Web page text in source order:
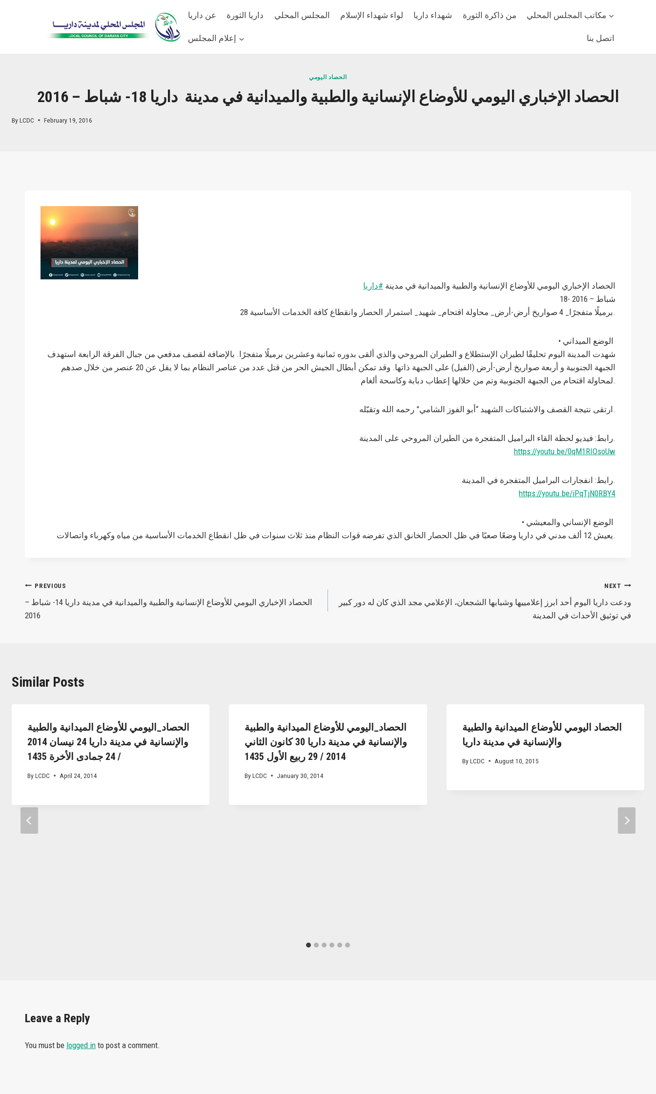
عن داريا داريا الثورة المجلس المحلي لواء شهداء الإسلام شهداء داريا من ذاكرة الثورة مكاتب المجلس المحلي
إعلام المجلس اتصل بنا
الحصاد اليومي
الحصاد الإخباري اليومي للأوضاع الإنسانية والطبية والميدانية في مدينة ‫ ‏داريا‬ 18- شباط – 2016
ByLCDC February 19, 2016
الحصاد الإخباري اليومي للأوضاع الإنسانية والطبية والميدانية في مدينة ‫#‏
18- شباط – 2016
28 برميلًا متفجرًا_ 4 صواريخ أرض-أرض_ محاولة اقتحام_ شهيد_ استمرار الحصار وانقطاع كافة الخدمات الأساسية.
شهدت المدينة اليوم تحليقًا لطيران الإستطلاع و الطيران المروحي والذي ألقى بدوره ثمانية وعشرين برميلًا متفجرًا. بالإضافة لقصف مدفعي من جبال الفرقة الرابعة استهدف
الجبهة الجنوبية و أربعة صواريخ أرض-أرض (الفيل) على الجبهة ذاتها. وقد تمكن أبطال الجيش الحر من قتل عدد من عناصر النظام بما لا يقل عن 20 عنصر من خلال صدهم
لمحاولة اقتحام من الجبهة الجنوبية وتم من خلالها إعطاب دبابة وكاسحة ألغام.
ارتقى نتيجة القصف والاشتباكات الشهيد “أبو الفوز الشامي” رحمه الله وتقبّله.
رابط: فيديو لحظة القاء البراميل المتفجرة من الطيران المروحي على المدينة.
https://youtu.be/0qM1RIOsoUw
رابط: انفجارات البراميل المتفجرة في المدينة.
https://youtu.be/iPqTjN0RBY4
يعيش 12 ألف مدني في داريا وضعًا صعبًا في ظل الحصار الخانق الذي تفرضه قوات النظام منذ ثلاث سنوات في ظل انقطاع الخدمات الأساسية من مياه وكهرباء واتصالات.
Post
navigation
PREVIOUS
الحصاد الإخباري اليومي للأوضاع الإنسانية والطبية والميدانية في مدينة داريا 14- شباط –
2016
NEXT
ودعت داريا اليوم أحد ابرز إعلامييها وشبابها الشجعان، الإعلامي مجد الذي كان له دور كبير
في توثيق الأحداث في المدينة
Similar Posts
الحصاد_اليومي للأوضاع الميدانية والطبية
والإنسانية في مدينة داريا 24 نيسان 2014
/ 24 جمادى الأخرة 1435
ByLCDC April 24, 2014
الحصاد_اليومي للأوضاع الميدانية والطبية
والإنسانية في مدينة داريا 30 كانون الثاني
2014 / 29 ربيع الأول 1435
By LCDC January 30, 2014
الحصاد اليومي للأوضاع الميدانية والطبية
والإنسانية في مدينة داريا
By LCDC August 10, 2015
Leave a Reply
You must be logged in to post a comment.